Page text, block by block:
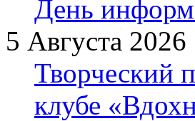
День
5 Августа 2026
Творческий
клубе